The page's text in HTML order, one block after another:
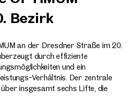
Bezirk
an der Dresdner Straße im 20.
durch effiziente
und ein
Verhältnis. Der zentrale
insgesamt sechs Lifte, die
Telefonnummer
Rückruf-Service
Ich habe die AGB und
Ich möchte regelmäßig